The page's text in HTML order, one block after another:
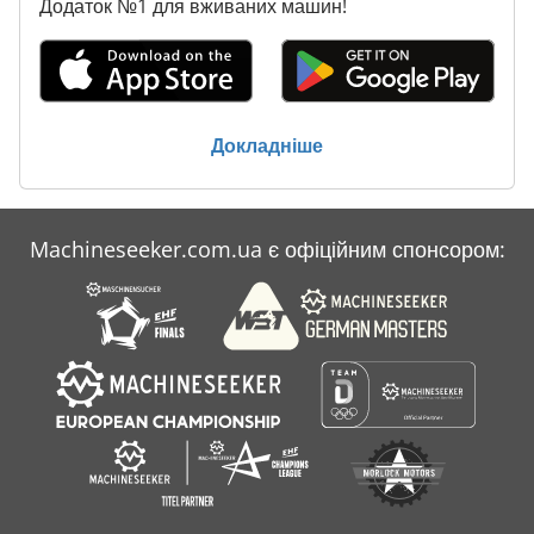
Додаток №1 для вживаних машин!
Докладніше
Machineseeker.com.ua є офіційним спонсором: